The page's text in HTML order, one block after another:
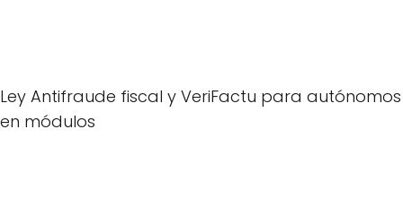
Ley Antifraude fiscal y VeriFactu para autónomos
en módulos